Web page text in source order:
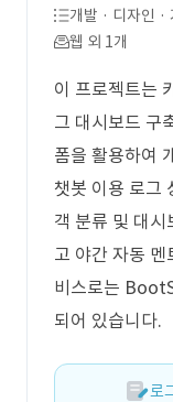
개발 · 디자인 ·
웹 외 1개
이 프로젝트는
그 대시보드 구
폼을 활용하여
챗봇 이용 로그
객 분류 및 대시
고 야간 자동 멘
비스로는
되어 있습니다.
로